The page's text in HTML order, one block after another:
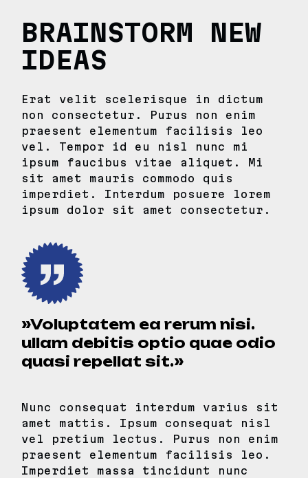
BRAINSTORM NEW
IDEAS
Erat velit scelerisque in dictum
non consectetur. Purus non enim
praesent elementum facilisis leo
vel. Tempor id eu nisl nunc mi
ipsum faucibus vitae aliquet. Mi
sit amet mauris commodo quis
imperdiet. Interdum posuere lorem
ipsum dolor sit amet consectetur.
»Voluptatem ea rerum nisi.
ullam debitis optio quae odio
quasi repellat sit.»
Nunc consequat interdum varius sit
amet mattis. Ipsum consequat nisl
vel pretium lectus. Purus non enim
praesent elementum facilisis leo.
Imperdiet massa tincidunt nunc